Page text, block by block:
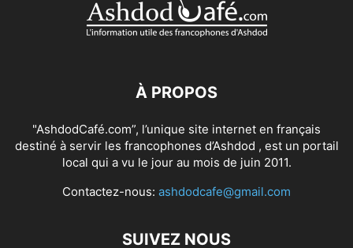
À PROPOS
"AshdodCafé.com”, l’unique site internet en français
destiné à servir les francophones d’Ashdod , est un portail
local qui a vu le jour au mois de juin 2011.
Contactez-nous: ashdodcafe@gmail.com
SUIVEZ NOUS